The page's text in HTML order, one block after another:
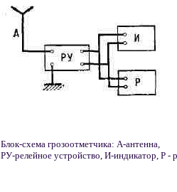
Блок-схема грозоотметчика: А-антенна,
РУ-релейное устройство, И-индикатор, Р -